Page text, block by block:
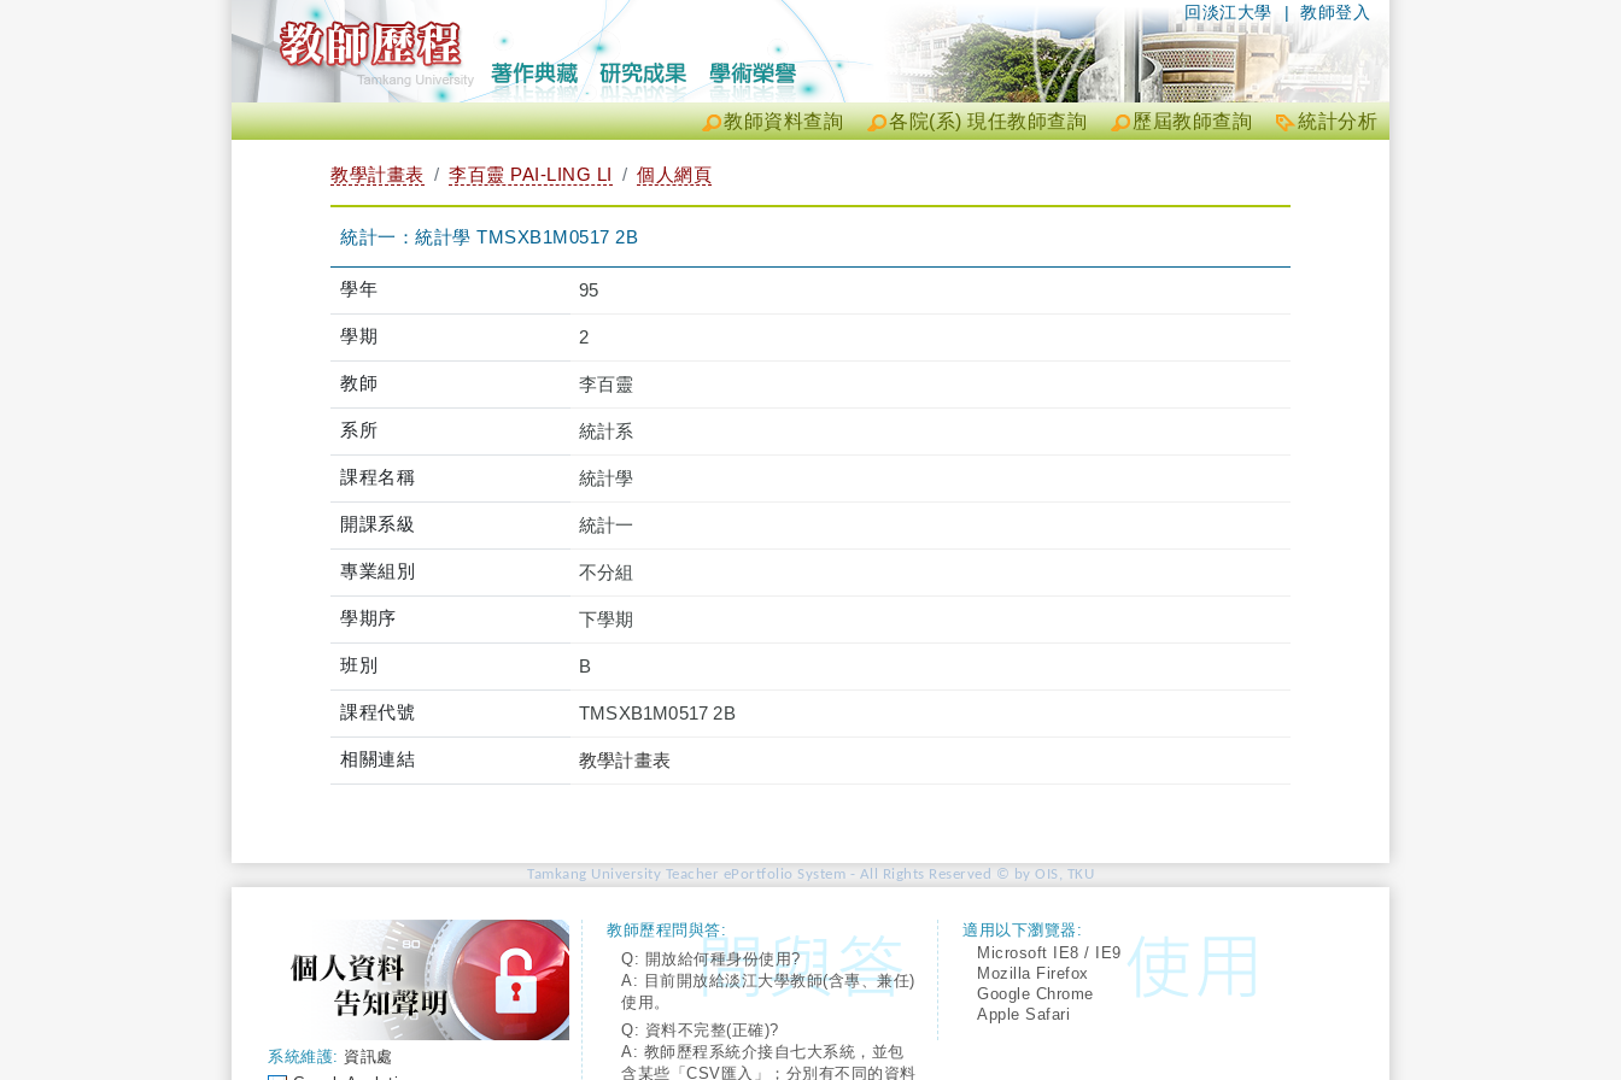
| 教師登入
回淡江大學
統計分析
歷屆教師查詢
各院(系) 現任教師查詢
教師資料查詢
教學計畫表 李百靈 PAI-LING LI 個人網頁
統計一：統計學 TMSXB1M0517 2B
學年 95
學期 2
教師 李百靈
系所 統計系
課程名稱 統計學
開課系級 統計一
專業組別 不分組
學期序 下學期
班別 B
課程代號 TMSXB1M0517 2B
相關連結 教學計畫表
Tamkang University Teacher ePortfolio System - All Rights Reserved © by OIS, TKU
系統維護: 資訊處
教師歷程問與答:
Q: 開放給何種身份使用?
A: 目前開放給淡江大學教師(含專、兼任)
使用。
Q: 資料不完整(正確)?
A: 教師歷程系統介接自七大系統，並包
含某些「CSV匯入」；分別有不同的資料
適用以下瀏覽器:
Microsoft IE8 / IE9
Mozilla Firefox
Google Chrome
Apple Safari